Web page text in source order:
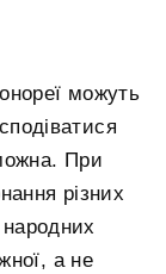
можуть
При
різних
а не